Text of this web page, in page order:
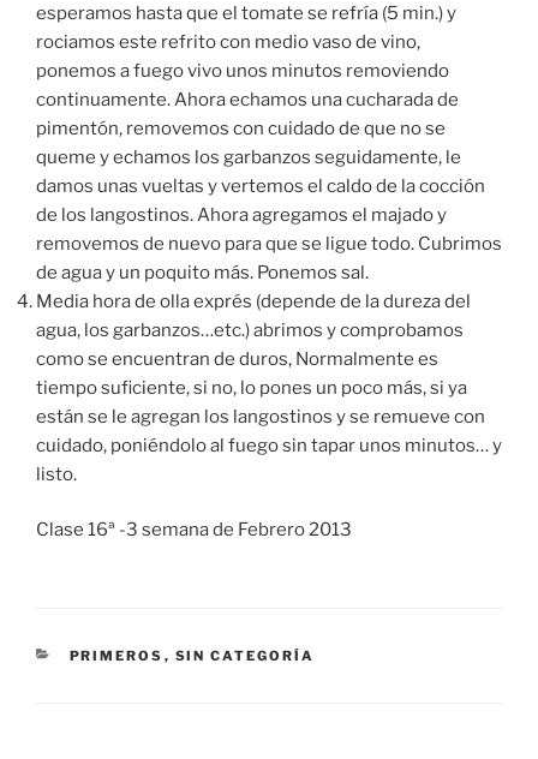
esperamos hasta que el tomate se refría (5 min.) y
rociamos este refrito con medio vaso de vino,
ponemos a fuego vivo unos minutos removiendo
continuamente. Ahora echamos una cucharada de
pimentón, removemos con cuidado de que no se
queme y echamos los garbanzos seguidamente, le
damos unas vueltas y vertemos el caldo de la cocción
de los langostinos. Ahora agregamos el majado y
removemos de nuevo para que se ligue todo. Cubrimos
de agua y un poquito más. Ponemos sal.
Media hora de olla exprés (depende de la dureza del
agua, los garbanzos…etc.) abrimos y comprobamos
como se encuentran de duros, Normalmente es
tiempo suficiente, si no, lo pones un poco más, si ya
están se le agregan los langostinos y se remueve con
cuidado, poniéndolo al fuego sin tapar unos minutos… y
listo.
Clase 16ª -3 semana de Febrero 2013
CATEGORÍAS
PRIMEROS , SIN CATEGORÍA